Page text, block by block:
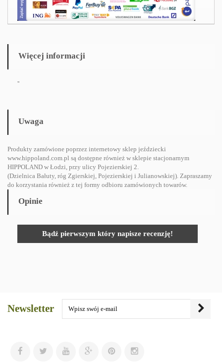
Więcej informacji
''
Uwaga
Produkty zamówione poprzez internetowy sklep jeździecki
www.hippoland.com.pl są dostępne również w sklepie stacjonarnym
HIPPOLAND w Łodzi, przy ulicy Pojezierskiej 2.
(Dzielnica Bałuty, róg Zgierskiej, Pojezierskiej i Julianowskiej). Zapraszamy
do korzystania również z tej formy odbioru zamówionych towarów.
Opinie
Bądź pierwszym który napisze recenzję!
Newsletter